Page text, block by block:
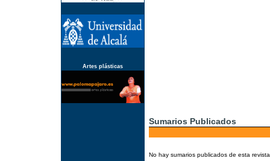
Artes plásticas
Sumarios Publicados
No hay sumarios publicados de esta revista